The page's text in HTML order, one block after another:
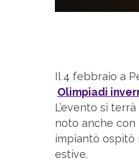
Il 4 febbraio a
Olimpiadi
L’evento si
noto anche con
impiantò ospitò
estive.